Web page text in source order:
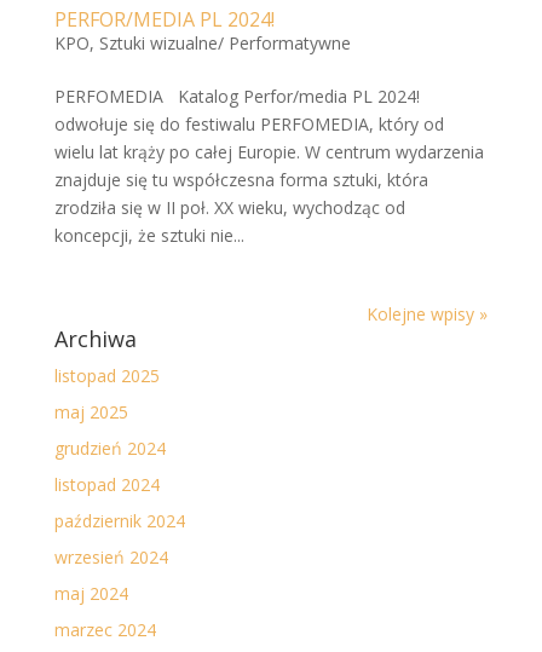
PERFOR/MEDIA PL 2024!
KPO, Sztuki wizualne/ Performatywne
PERFOMEDIA Katalog Perfor/media PL 2024!
odwołuje się do festiwalu PERFOMEDIA, który od
wielu lat krąży po całej Europie. W centrum wydarzenia
znajduje się tu współczesna forma sztuki, która
zrodziła się w II poł. XX wieku, wychodząc od
koncepcji, że sztuki nie...
Kolejne wpisy »
Archiwa
listopad 2025
maj 2025
grudzień 2024
listopad 2024
październik 2024
wrzesień 2024
maj 2024
marzec 2024